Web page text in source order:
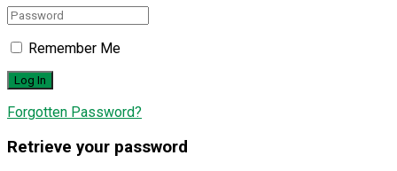
Remember Me
Forgotten Password?
Retrieve your password